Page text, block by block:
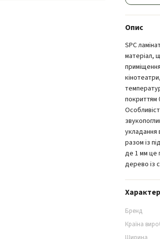
Опис
SPC
матеріал,
покриттям
укладання
разом із
де 1 мм це
дерево із
Бренд
Країна